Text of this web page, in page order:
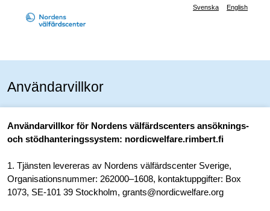
Svenska English
Användarvillkor
Användarvillkor för Nordens välfärdscenters ansöknings-
och stödhanteringssystem: nordicwelfare.rimbert.fi
1. Tjänsten levereras av Nordens välfärdscenter Sverige,
Organisationsnummer: 262000–1608, kontaktuppgifter: Box
1073, SE-101 39 Stockholm, grants@nordicwelfare.org